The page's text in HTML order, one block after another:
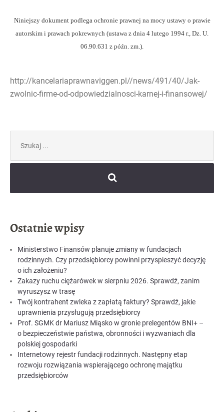
Niniejszy dokument podlega ochronie prawnej na mocy ustawy o prawie
autorskim i prawach pokrewnych (ustawa z dnia 4 lutego 1994 r., Dz. U.
06.90.631 z późn. zm.).
http://kancelariaprawnaviggen.pl//news/491/40/Jak-
zwolnic-firme-od-odpowiedzialnosci-karnej-i-finansowej/
Ostatnie wpisy
Ministerstwo Finansów planuje zmiany w fundacjach
rodzinnych. Czy przedsiębiorcy powinni przyspieszyć decyzję
o ich założeniu?
Zakazy ruchu ciężarówek w sierpniu 2026. Sprawdź, zanim
wyruszysz w trasę
Twój kontrahent zwleka z zapłatą faktury? Sprawdź, jakie
uprawnienia przysługują przedsiębiorcy
Prof. SGMK dr Mariusz Miąsko w gronie prelegentów BNI+ –
o bezpieczeństwie państwa, obronności i wyzwaniach dla
polskiej gospodarki
Internetowy rejestr fundacji rodzinnych. Następny etap
rozwoju rozwiązania wspierającego ochronę majątku
przedsiębiorców